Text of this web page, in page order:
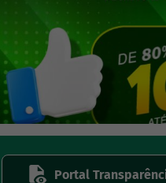
Portal